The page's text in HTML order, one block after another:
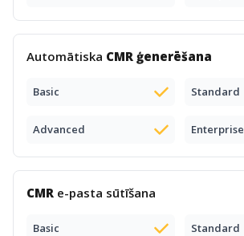
Automātiska CMR ģenerēšana
Basic Standard
Advanced Enterprise
CMR e-pasta sūtīšana
Basic Standard